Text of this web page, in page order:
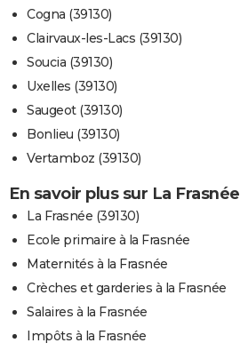
Cogna (39130)
Clairvaux-les-Lacs (39130)
Soucia (39130)
Uxelles (39130)
Saugeot (39130)
Bonlieu (39130)
Vertamboz (39130)
En savoir plus sur La Frasnée
La Frasnée (39130)
Ecole primaire à la Frasnée
Maternités à la Frasnée
Crèches et garderies à la Frasnée
Salaires à la Frasnée
Impôts à la Frasnée